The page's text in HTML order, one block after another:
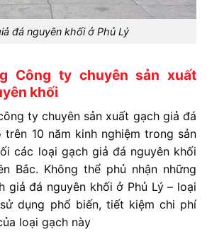
đá nguyên khối ở Phủ Lý
Công ty chuyên sản xuất
khối
ty chuyên sản xuất gạch giả đá
trên 10 năm kinh nghiệm trong sản
các loại gạch giả đá nguyên khối
Bắc. Không thể phủ nhận những
giả đá nguyên khối ở Phủ Lý – loại
dụng phổ biến, tiết kiệm chi phí
loại gạch này